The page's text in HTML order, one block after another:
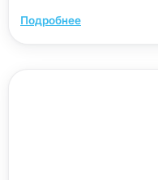
шкаф , комод , стол ,
Подробнее